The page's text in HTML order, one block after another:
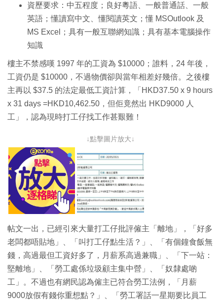
資歷要求：中五程度；良好粵語、一般普通話、一般
英語；懂讀寫中文、懂閱讀英文；懂 MSOutlook 及
MS Excel；具有一般互聯網知識；具有基本電腦操作
知識
樓主不禁感嘆 1997 年的工資為 $10000；誰料，24 年後，
工資仍是 $10000，不過物價卻與當年相差好幾倍。之後樓
主再以 $37.5 的法定最低工資計算，「HKD37.50 x 9 hours
x 31 days =HKD10,462.50，但佢竟然出 HKD9000 人
工」，認為現時打工仔找工作甚艱難！
↓點擊圖片放大↓
帖文一出，已經引來大量打工仔批評僱主「離地」，「好多
老闆都唔貼地」、「叫打工仔點生活？」、「有個鐘食飯無
錢，高過最但工資好多了，月薪系高過兼職」、「下一站：
堅離地」、「勞工處係垃圾顧主集中營」、「奴隸處啲
工」。不過也有網民認為僱主已符合勞工法例，「月薪
9000放假有錢你重想點？」、「勞工署話一星期要比員工